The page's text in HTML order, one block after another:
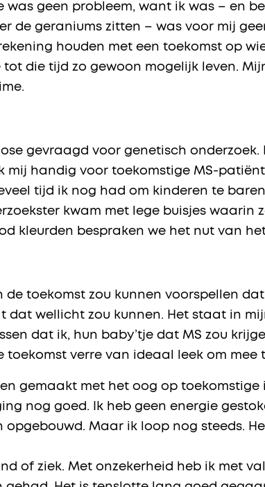
geen probleem, want ik was – en
de geraniums zitten – was voor mij
houden met een toekomst op
die tijd zo gewoon mogelijk leven.
gevraagd voor genetisch
mij handig voor toekomstige MS-
tijd ik nog had om kinderen te
kwam met lege buisjes waarin
kleurden bespraken we het nut van
toekomst zou kunnen voorspellen
dat wellicht zou kunnen. Het staat in
dat ik, hun baby’tje dat MS zou
verre van ideaal leek om mee
gemaakt met het oog op
nog goed. Ik heb geen energie
Maar ik loop nog steeds.
of ziek. Met onzekerheid heb ik met